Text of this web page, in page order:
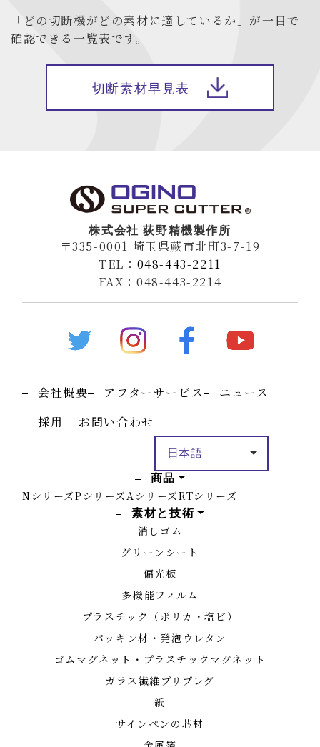
「どの切断機がどの素材に適しているか」が一目で
確認できる一覧表です。
切断素材早見表
株式会社 荻野精機製作所
〒335-0001 埼玉県蕨市北町3-7-19
TEL： 048-443-2211
FAX：048-443-2214
会社概要 アフターサービス
ニュース
採用
お問い合わせ
商品
NシリーズPシリーズAシリーズRTシリーズ
素材と技術
消しゴム
グリーンシート
偏光板
多機能フィルム
プラスチック（ポリカ・塩ビ）
パッキン材・発泡ウレタン
ゴムマグネット・プラスチックマグネット
ガラス繊維プリプレグ
紙
サインペンの芯材